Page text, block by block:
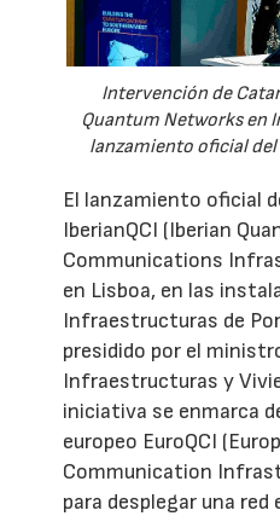
Intervención de
Quantum Networks en
lanzamiento oficial
El lanzamiento oficial
IberianQCI (Iberian
Communications
en Lisboa, en las
Infraestructuras de
presidido por el
Infraestructuras y
iniciativa se enmarca
europeo EuroQCI
Communication
para desplegar una red